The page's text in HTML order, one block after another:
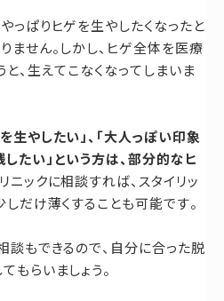
っぱりヒゲを生やしたくなったと
ません。しかし、ヒゲ全体を医療
、生えてこなくなってしまいま
生やしたい」、「大人っぽい印象
たい」という方は、部分的なヒ
ニックに相談すれば、スタイリッ
しだけ薄くすることも可能です。
談もできるので、自分に合った脱
もらいましょう。